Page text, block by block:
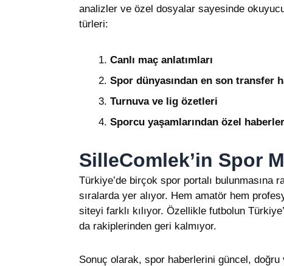
analizler ve özel dosyalar sayesinde
türleri:
Canlı maç anlatımları
Spor dünyasından en son transfer
Turnuva ve lig özetleri
Sporcu yaşamlarından özel haberler
SilleComlek’in Spor
Türkiye’de birçok spor portalı bulunmasına
sıralarda yer alıyor. Hem amatör hem
siteyi farklı kılıyor. Özellikle futbolun
da rakiplerinden geri kalmıyor.
Sonuç olarak, spor haberlerini güncel,